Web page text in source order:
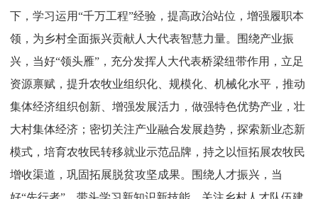
下，学习运用“千万工程”经验，提高政治站位，增强履职本
领，为乡村全面振兴贡献人大代表智慧力量。围绕产业振
兴，当好“领头雁”，充分发挥人大代表桥梁纽带作用，立足
资源禀赋，提升农牧业组织化、规模化、机械化水平，推动
集体经济组织创新、增强发展活力，做强特色优势产业，壮
大村集体经济；密切关注产业融合发展趋势，探索新业态新
模式，培育农牧民转移就业示范品牌，持之以恒拓展农牧民
增收渠道，巩固拓展脱贫攻坚成果。围绕人才振兴，当